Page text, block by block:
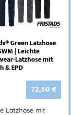
Green Latzhose
| Leichte
Latzhose mit
& EPD
72,50€
Latzhose mit